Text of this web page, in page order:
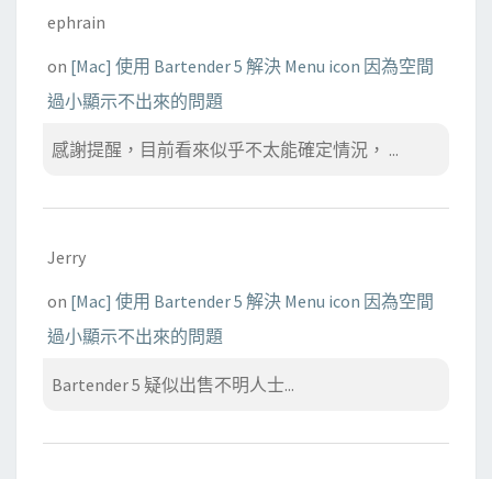
ephrain
on [Mac] 使用 Bartender 5 解決 Menu icon 因為空間
過小顯示不出來的問題
感謝提醒，目前看來似乎不太能確定情況， ...
Jerry
on [Mac] 使用 Bartender 5 解決 Menu icon 因為空間
過小顯示不出來的問題
Bartender 5 疑似出售不明人士...